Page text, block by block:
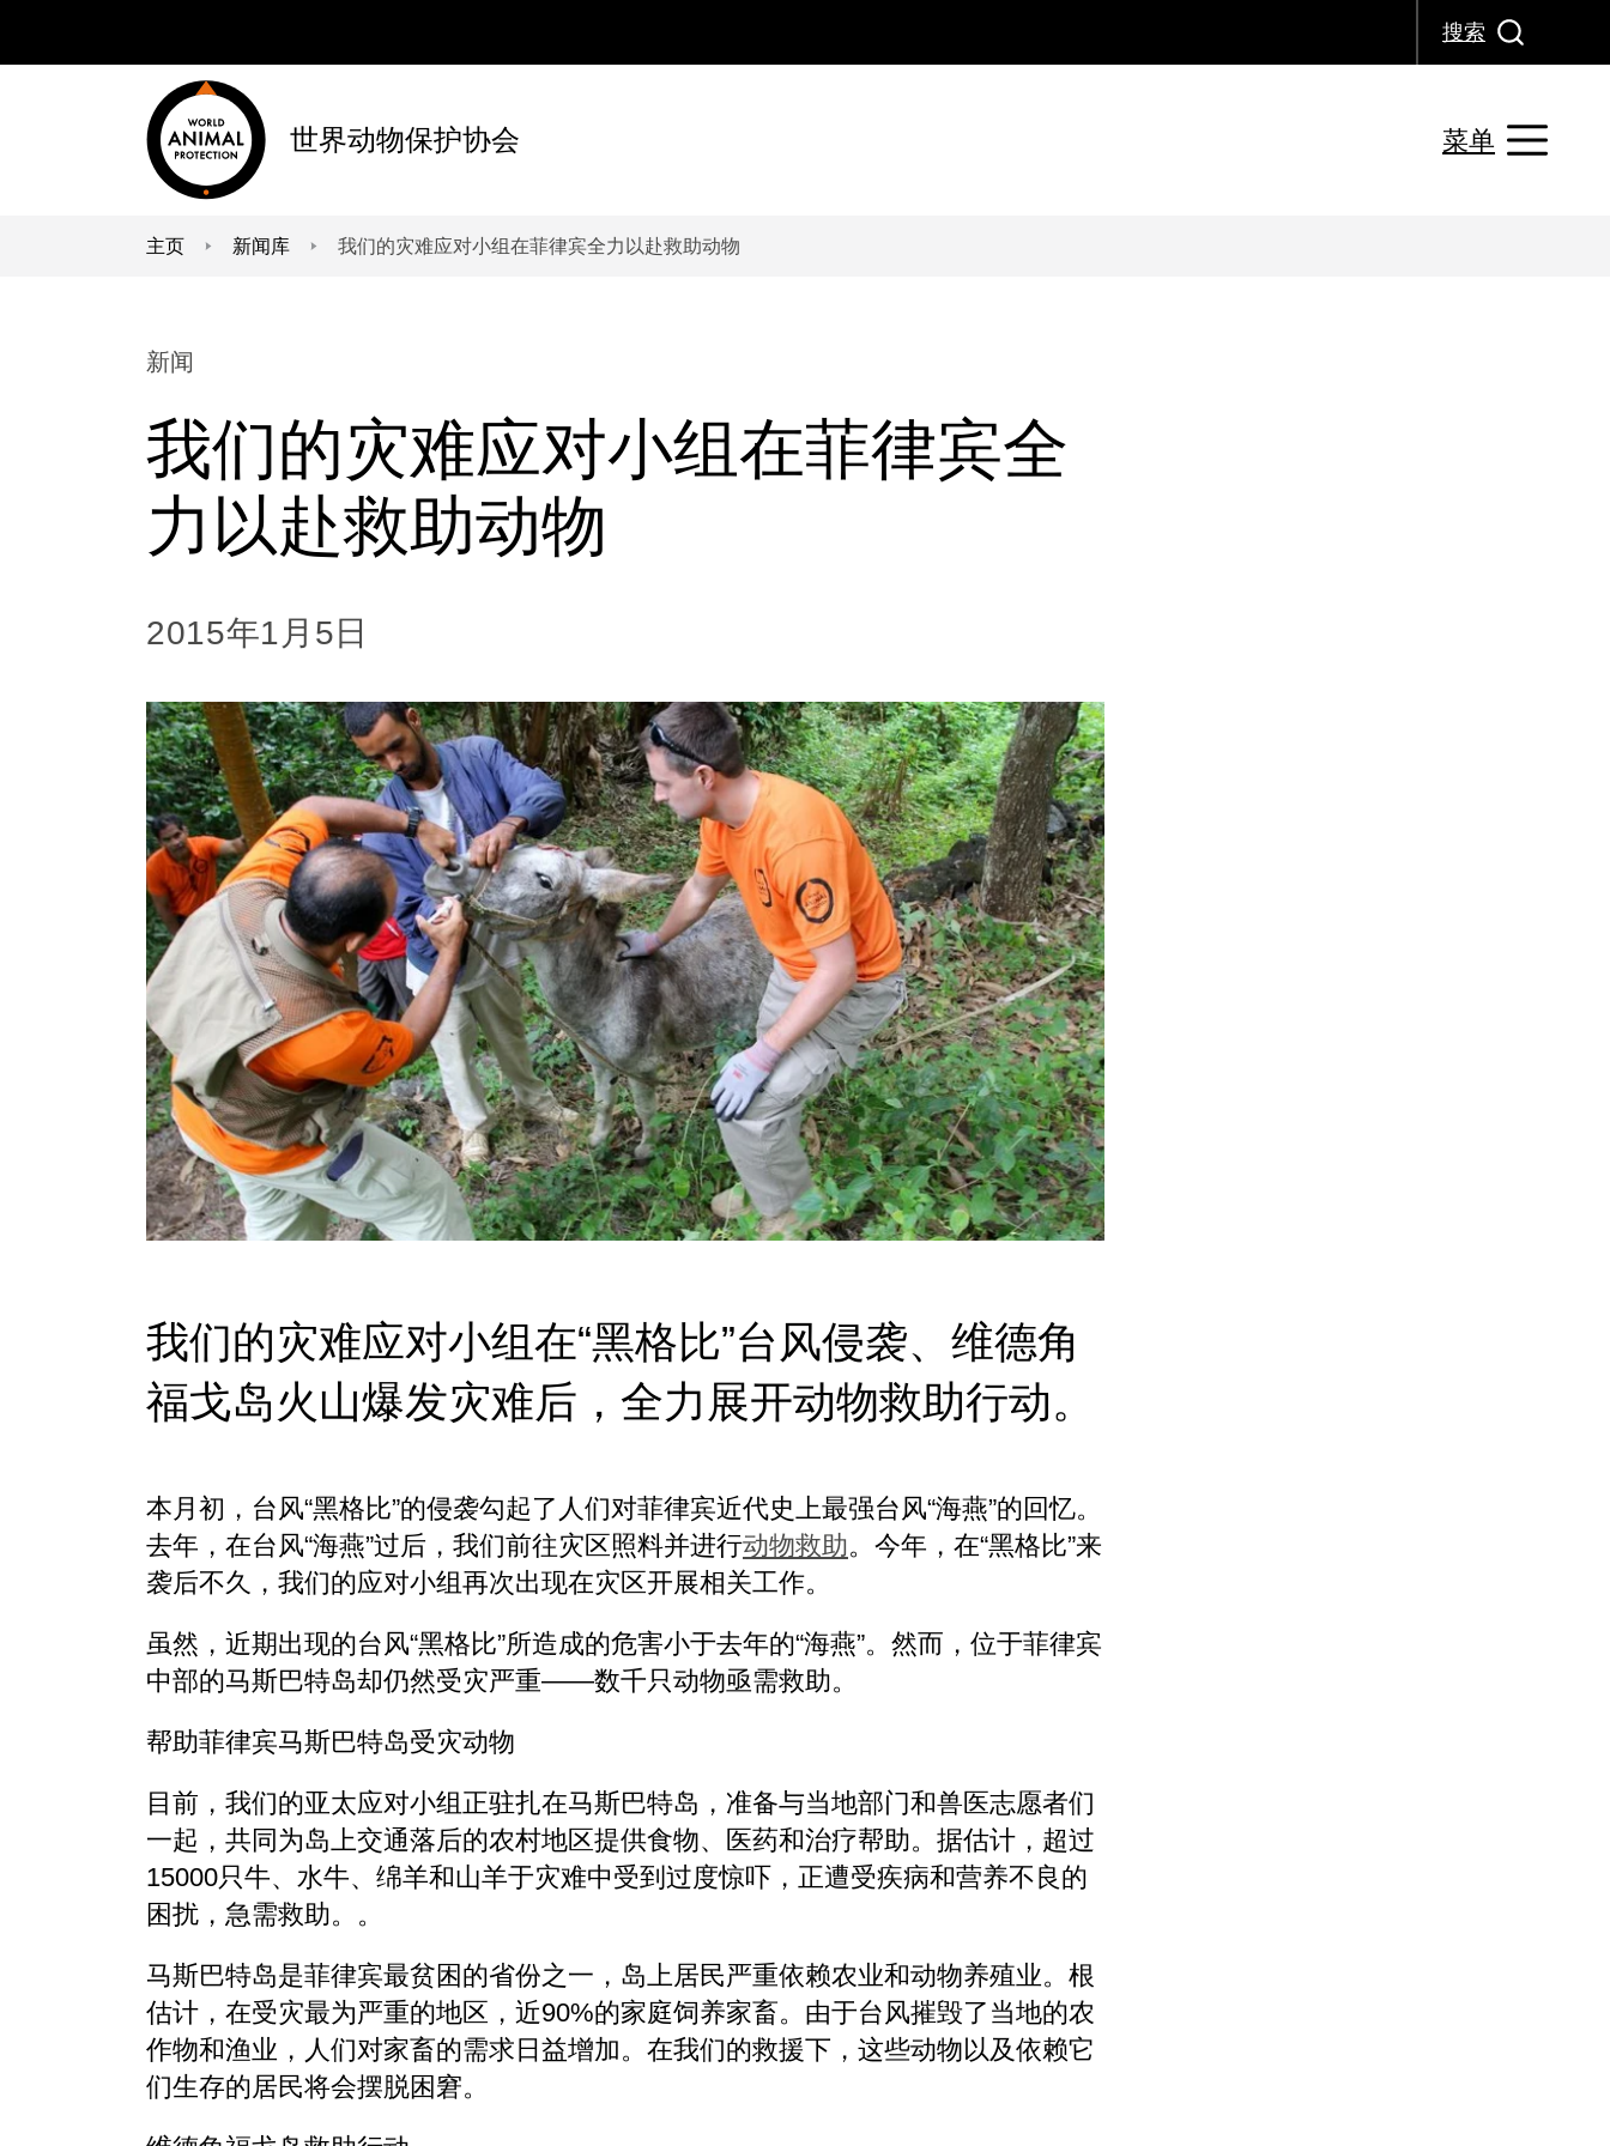
世界动物保护协会
搜索
菜单
You are here:
主页 新闻库 我们的灾难应对小组在菲律宾全力以赴救助动物
我们的灾难应对小组在菲律宾全
力以赴救助动物
新闻
2015年1月5日
我们的灾难应对小组在“黑格比”台风侵袭、维德角
福戈岛火山爆发灾难后，全力展开动物救助行动。
本月初，台风“黑格比”的侵袭勾起了人们对菲律宾近代史上最强台风“海燕”的回忆。
去年，在台风“海燕”过后，我们前往灾区照料并进行动物救助。今年，在“黑格比”来
袭后不久，我们的应对小组再次出现在灾区开展相关工作。
虽然，近期出现的台风“黑格比”所造成的危害小于去年的“海燕”。然而，位于菲律宾
中部的马斯巴特岛却仍然受灾严重——数千只动物亟需救助。
帮助菲律宾马斯巴特岛受灾动物
目前，我们的亚太应对小组正驻扎在马斯巴特岛，准备与当地部门和兽医志愿者们
一起，共同为岛上交通落后的农村地区提供食物、医药和治疗帮助。据估计，超过
15000只牛、水牛、绵羊和山羊于灾难中受到过度惊吓，正遭受疾病和营养不良的
困扰，急需救助。。
马斯巴特岛是菲律宾最贫困的省份之一，岛上居民严重依赖农业和动物养殖业。根
估计，在受灾最为严重的地区，近90%的家庭饲养家畜。由于台风摧毁了当地的农
作物和渔业，人们对家畜的需求日益增加。在我们的救援下，这些动物以及依赖它
们生存的居民将会摆脱困窘。